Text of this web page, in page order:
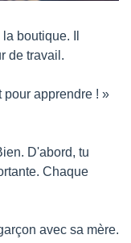
boutique. Il
de travail.
pour apprendre ! »
D'abord, tu
Chaque
avec sa mère.